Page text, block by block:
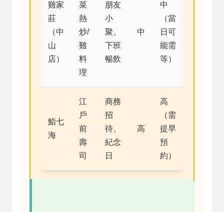
雞家
莊
（中
山
店）
菜
熱
炒/
雞
料
理
朋友
小
聚、
下班
暢飲
中
中
（當
日可
能需
等）
鮨七
海
江
戶
前
壽
司
商務
招
待、
紀念
日
高
高
（需
提早
預
約）